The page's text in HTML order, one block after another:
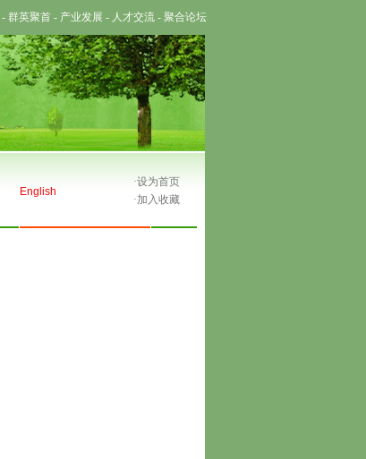
- 群英聚首 - 产业发展 - 人才交流 - 聚合论坛
English
·设为首页
·加入收藏